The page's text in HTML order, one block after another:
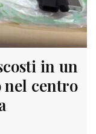
in un
nel centro